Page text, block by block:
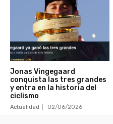
Jonas Vingegaard
conquista las tres grandes
y entra en la historia del
ciclismo
Actualidad 02/06/2026